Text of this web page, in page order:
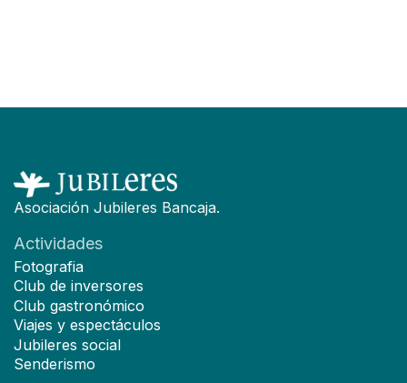
Asociación Jubileres Bancaja.
Actividades
Fotografia
Club de inversores
Club gastronómico
Viajes y espectáculos
Jubileres social
Senderismo